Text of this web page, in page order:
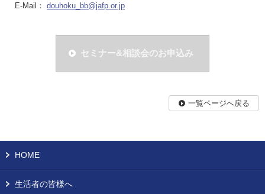
E-Mail： douhoku_bb@jafp.or.jp
セミナー&相談会のお申込み
一覧ページへ戻る
HOME
生活者の皆様へ